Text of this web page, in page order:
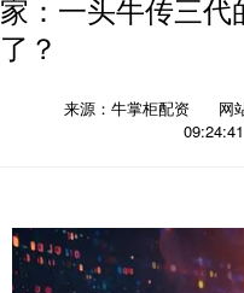
家：一头牛传三代
了？
来源：牛掌柜配资 网
09:24:41